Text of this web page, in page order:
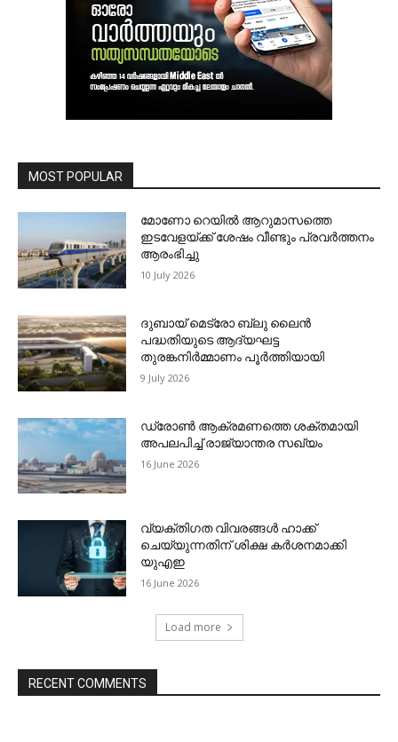
MOST POPULAR
മോണോ റെയില്‍ ആറുമാസത്തെ
ഇടവേളയ്ക്ക് ശേഷം വീണ്ടും പ്രവര്‍ത്തനം
ആരംഭിച്ചു
10 July 2026
ദുബായ് മെട്രോ ബ്ലു ലൈന്‍
പദ്ധതിയുടെ ആദ്യഘട്ട
തുരങ്കനിര്‍മ്മാണം പൂര്‍ത്തിയായി
9 July 2026
ഡ്രോണ്‍ ആക്രമണത്തെ ശക്തമായി
അപലപിച്ച് രാജ്യാന്തര സഖ്യം
16 June 2026
വ്യക്തിഗത വിവരങ്ങള്‍ ഹാക്ക്
ചെയ്യുന്നതിന് ശിക്ഷ കര്‍ശനമാക്കി
യുഎഇ
16 June 2026
Load more
RECENT COMMENTS